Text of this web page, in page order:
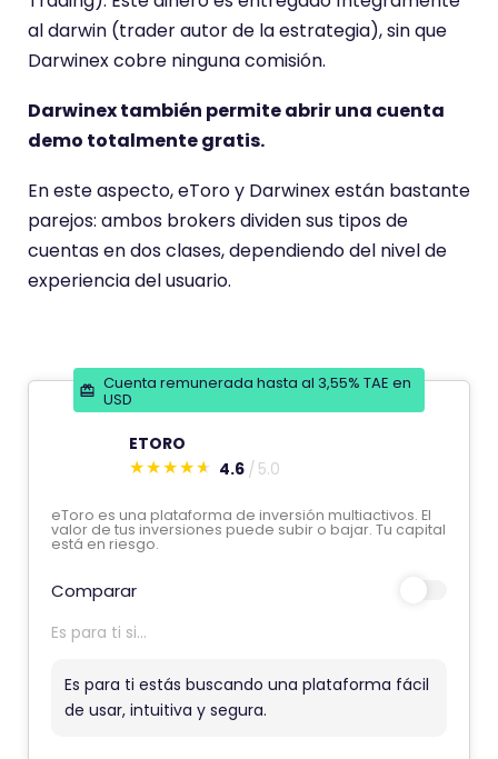
al darwin (trader autor de la estrategia), sin que
Darwinex cobre ninguna comisión.
Darwinex también permite abrir una cuenta
demo totalmente gratis.
En este aspecto, eToro y Darwinex están bastante
parejos: ambos brokers dividen sus tipos de
cuentas en dos clases, dependiendo del nivel de
experiencia del usuario.
Cuenta remunerada hasta al 3,55% TAE en
USD
ETORO
E
s
t
c
o
e
n
4.6 5.0
eToro es una plataforma de inversión multiactivos. El
valor de tus inversiones puede subir o bajar. Tu capital
está en riesgo.
Comparar
Es para ti si...
Es para ti estás buscando una plataforma fácil
de usar, intuitiva y segura.